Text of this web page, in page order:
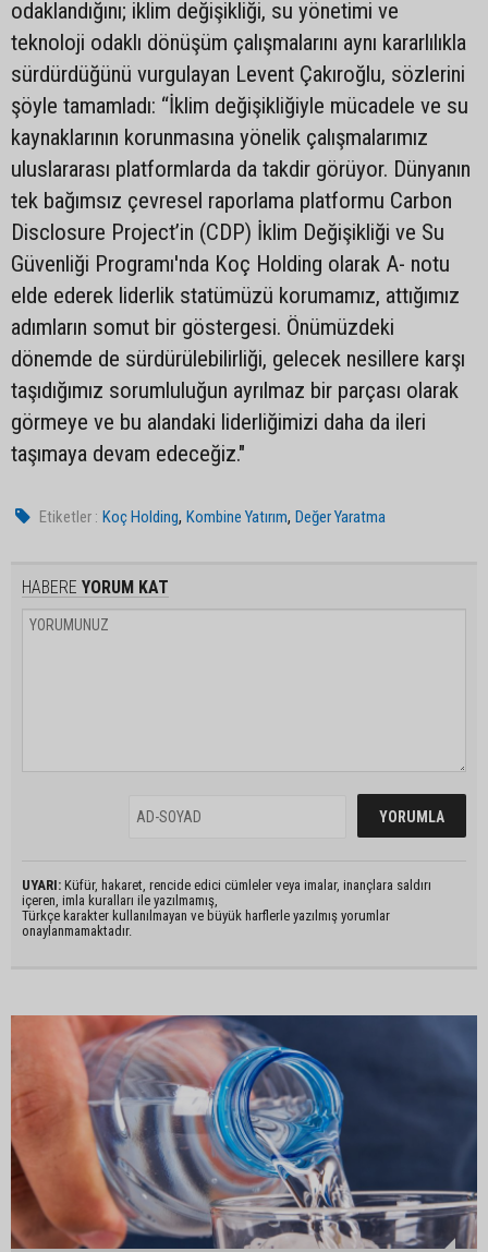
odaklandığını; iklim değişikliği, su yönetimi ve
teknoloji odaklı dönüşüm çalışmalarını aynı kararlılıkla
sürdürdüğünü vurgulayan Levent Çakıroğlu, sözlerini
şöyle tamamladı: “İklim değişikliğiyle mücadele ve su
kaynaklarının korunmasına yönelik çalışmalarımız
uluslararası platformlarda da takdir görüyor. Dünyanın
tek bağımsız çevresel raporlama platformu Carbon
Disclosure Project’in (CDP) İklim Değişikliği ve Su
Güvenliği Programı'nda Koç Holding olarak A- notu
elde ederek liderlik statümüzü korumamız, attığımız
adımların somut bir göstergesi. Önümüzdeki
dönemde de sürdürülebilirliği, gelecek nesillere karşı
taşıdığımız sorumluluğun ayrılmaz bir parçası olarak
görmeye ve bu alandaki liderliğimizi daha da ileri
taşımaya devam edeceğiz."
Etiketler : Koç Holding,Kombine Yatırım,Değer Yaratma
HABERE YORUM KAT
UYARI: Küfür, hakaret, rencide edici cümleler veya imalar, inançlara saldırı
içeren, imla kuralları ile yazılmamış,
Türkçe karakter kullanılmayan ve büyük harflerle yazılmış yorumlar
onaylanmamaktadır.